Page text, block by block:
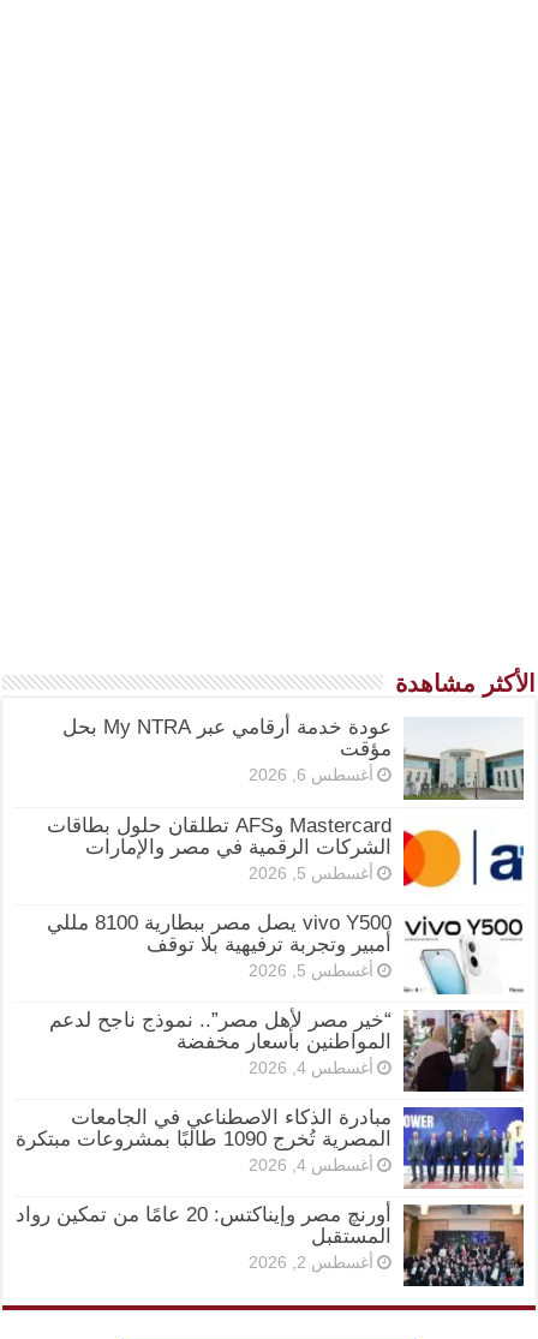
الأكثر مشاهدة
عودة خدمة أرقامي عبر My NTRA بحل
مؤقت
أغسطس 6, 2026
Mastercard وAFS تطلقان حلول بطاقات
الشركات الرقمية في مصر والإمارات
أغسطس 5, 2026
vivo Y500 يصل مصر ببطارية 8100 مللي
أمبير وتجربة ترفيهية بلا توقف
أغسطس 5, 2026
“خير مصر لأهل مصر”.. نموذج ناجح لدعم
المواطنين بأسعار مخفضة
أغسطس 4, 2026
مبادرة الذكاء الاصطناعي في الجامعات
المصرية تُخرج 1090 طالبًا بمشروعات مبتكرة
أغسطس 4, 2026
أورنچ مصر وإيناكتس: 20 عامًا من تمكين رواد
المستقبل
أغسطس 2, 2026